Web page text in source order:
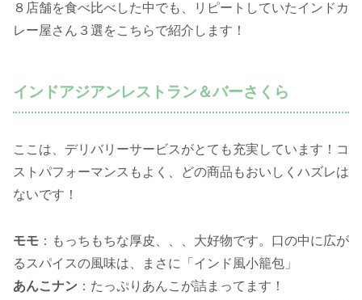
８店舗を食べ比べした中でも、リピートしていたインドカ
レー屋さん３選をこちらで紹介します！
インドアジアンレストラン＆バーさくら
ここは、デリバリーサービスがとても充実しています！コ
ストパフォーマンスもよく、どの商品もおいしくハズレは
ないです！
モモ ：もっちもちな厚皮、、、大好物です。口の中に広が
るスパイスの風味は、まさに「インド風小籠包」
あんこナン ：たっぷりあんこが詰まってます！